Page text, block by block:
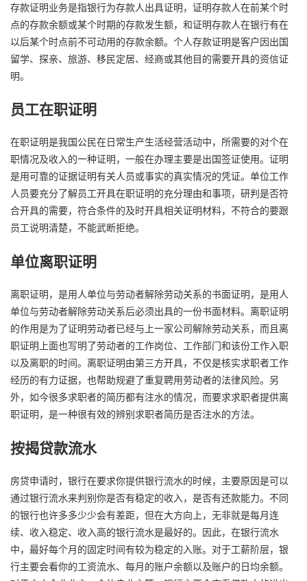
存款证明业务是指银行为存款人出具证明，证明存款人在前某个时
点的存款余额或某个时期的存款发生额，和证明存款人在银行有在
以后某个时点前不可动用的存款余额。个人存款证明是客户因出国
留学、探亲、旅游、移民定居、经商或其他目的需要开具的资信证
明。
员工在职证明
在职证明是我国公民在日常生产生活经营活动中，所需要的对个在
职情况及收入的一种证明，一般在办理主要是出国签证使用。证明
是用可靠的证据证明有关人员或事实的真实情况的凭证。单位工作
人员要充分了解员工开具在职证明的充分理由和事项，研判是否符
合开具的需要，符合条件的及时开具相关证明材料，不符合的要跟
员工说明清楚，不能武断拒绝。
单位离职证明
离职证明，是用人单位与劳动者解除劳动关系的书面证明，是用人
单位与劳动者解除劳动关系后必须出具的一份书面材料。离职证明
的作用是为了证明劳动者已经与上一家公司解除劳动关系，而且离
职证明上面也写明了劳动者的工作岗位、工作部门和该份工作入职
以及离职的时间。离职证明由第三方开具，不仅是核实求职者工作
经历的有力证据，也帮助规避了重复聘用劳动者的法律风险。另
外，如今很多求职者的简历都有注水的情况，而要求求职者提供离
职证明，是一种很有效的辨别求职者简历是否注水的方法。
按揭贷款流水
房贷申请时，银行在要求你提供银行流水的时候，主要原因是可以
通过银行流水来判别你是否有稳定的收入，是否有还款能力。不同
的银行也许多多少少会有差距，但在大方向上，无非就是每月连
续、收入稳定、收入高的银行流水是最好的。因此，在银行流水
中，最好每个月的固定时间有较为稳定的入账。对于工薪阶层，银
行主要会看你的工资流水、每月的账户余额以及账户的日均余额。